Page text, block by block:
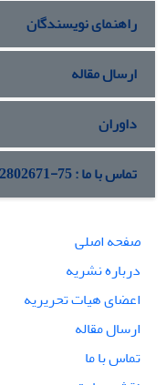
راهنمای نویسندگان
ارسال مقاله
داوران
تماس با ما : 75-22802671-021
صفحه اصلی
درباره نشریه
اعضای هیات تحریریه
ارسال مقاله
تماس با ما